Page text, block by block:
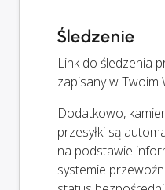
Śledzenie
Link do śledzenia
zapisany w Twoim
Dodatkowo,
przesyłki są
na podstawie
systemie